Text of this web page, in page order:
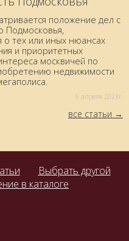
положение дел с
Подмосковья,
о тех или иных нюансах
и приоритетных
москвичей по
недвижимости
6 aпреля 2023г.
все статьи
Выбрать другой
в каталоге